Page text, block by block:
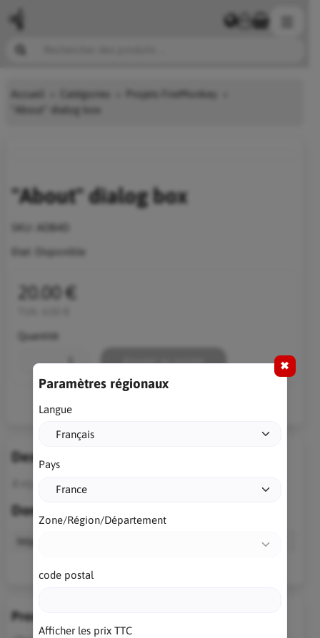
Accueil Catégories
Projets FireMonkey
"About" dialog box
"About" dialog box
ADB4D
Etat:
Disponible
20.00 €
Quantité
Ajouter au panier
Description
Il n’y a pas encore de description pour ce produit.
Données techniques
https
Produits similaires
✖
Paramètres régionaux
Langue
Pays
Zone/Région/Département
code postal
Afficher les prix TTC